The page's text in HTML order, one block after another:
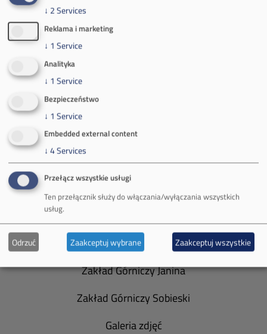
Kontakt dla mediów:
(poniedziałek-piątek 7:00-15:00)
O Firmie
Władze spółki
Spółka Południowy Koncern Węglowy
Zakład Górniczy Brzeszcze
Zakład Górniczy Janina
Zakład Górniczy Sobieski
Galeria zdjęć
↓ 2Services
Reklama i marketing
↓ 1 Service
Analityka
↓ 1 Service
Bezpieczeństwo
↓ 1 Service
Embedded external content
↓ 4Services
Przełącz wszystkie usługi
Ten przełącznik służy do włączania/wyłączania wszystkich
usług.
Odrzuć Zaakceptuj wybrane Zaakceptuj wszystkie